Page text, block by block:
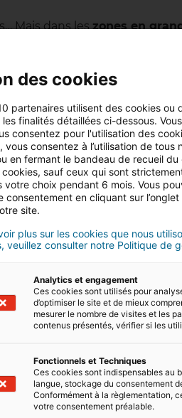
Mais dans leszones en
années.
votre logement
s’établit sur une période
à une utilité
pas acheter un bien
le tourisme se porte bien.
à une nouvelle façon de
courte
logement à tout
vide ou meublé
uniquement à l’échéance
de disposer de votre bien
des cookies
partenaires utilisent des cookies ou
les finalités détaillées ci-dessous.
consentez pour l'utilisation des
vous consentez à l’utilisation de tous
en fermant le bandeau de recueil
sauf ceux qui sont
votre choix pendant 6 mois. Vous
consentement en cliquant sur
site.
plus sur les cookies que nous
veuillez consulter notre Politique de
Analytics et engagement
Ces cookies sont utilisés pour
d’optimiser le site et de mieux
mesurer le nombre de visites et les
contenus présentés, vérifier si les
Fonctionnels et Techniques
Ces cookies sont indispensables au
langue, stockage du consentement
Conformément à la règlementation,
votre consentement préalable.